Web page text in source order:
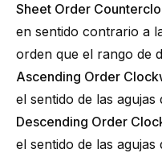
Sheet Order
en sentido contrario a
orden que el rango de
Ascending Order
el sentido de las
Descending Order
el sentido de las